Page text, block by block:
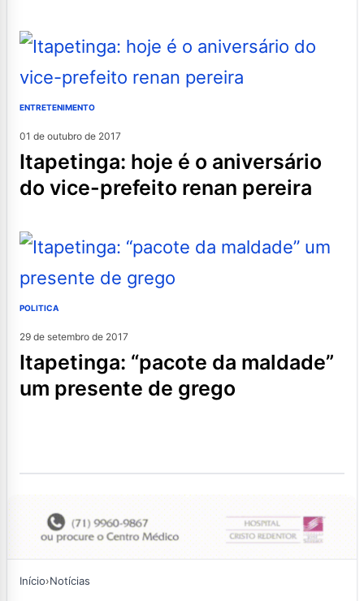
ENTRETENIMENTO
01 de outubro de 2017
itapetinga: hoje é o aniversário
do vice-prefeito renan pereira
POLITICA
29 de setembro de 2017
itapetinga: “pacote da maldade”
um presente de grego
Início›Notícias